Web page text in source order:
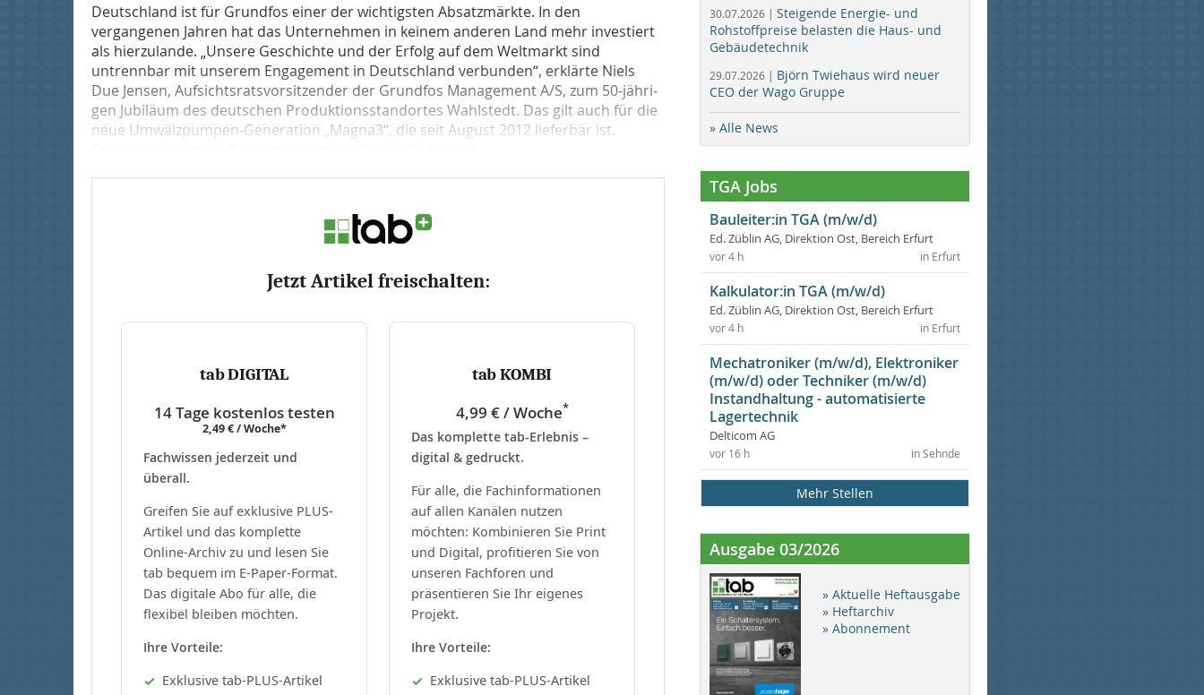
Deutschland ist für Grundfos einer der wichtigsten Absatzmärkte. In den
vergangenen Jahren hat das Unternehmen in keinem anderen Land mehr investiert
als hierzulande. „Unsere Geschichte und der Erfolg auf dem Weltmarkt sind
untrennbar mit unserem Engagement in Deutschland verbunden“, erklärte Niels
Due Jensen, Auf­sichts­rats­vorsitzender der Grundfos Management A/S, zum 50-jähri­
gen Jubiläum des deutschen Produktionsstandortes Wahlstedt. Das gilt auch für die
neue Umwälzpumpen-Generation „Magna3“, die seit August 2012 lieferbar ist.
Jetzt Artikel freischalten:
tab DIGITAL
14 Tage kostenlos testen
2,49 € / Woche*
Fachwissen jederzeit und
überall.
Greifen Sie auf exklusive PLUS-
Artikel und das komplette
Online-Archiv zu und lesen Sie
tab bequem im E-Paper-Format.
Das digitale Abo für alle, die
flexibel bleiben möchten.
Ihre Vorteile:
Exklusive tab-PLUS-Artikel
tab KOMBI
4,99 € / Woche*
Das komplette tab-Erlebnis –
digital & gedruckt.
Für alle, die Fachinformationen
auf allen Kanälen nutzen
möchten: Kombinieren Sie Print
und Digital, profitieren Sie von
unseren Fachforen und
präsentieren Sie Ihr eigenes
Projekt.
Ihre Vorteile:
Exklusive tab-PLUS-Artikel
30.07.2026 | Steigende Energie- und
Rohstoffpreise belasten die Haus- und
Gebäudetechnik
29.07.2026 | Björn Twiehaus wird neuer
CEO der Wago Gruppe
» Alle News
TGA Jobs
Bauleiter:in TGA (m/w/d)
Ed. Züblin AG, Direktion Ost, Bereich Erfurt
in Erfurt
vor 4 h
Kalkulator:in TGA (m/w/d)
Ed. Züblin AG, Direktion Ost, Bereich Erfurt
in Erfurt
vor 4 h
Mechatroniker (m/w/d), Elektroniker
(m/w/d) oder Techniker (m/w/d)
Instandhaltung - automatisierte
Lagertechnik
Delticom AG
in Sehnde
vor 16 h
Mehr Stellen
Ausgabe 03/2026
» Aktuelle Heftausgabe
» Heftarchiv
» Abonnement